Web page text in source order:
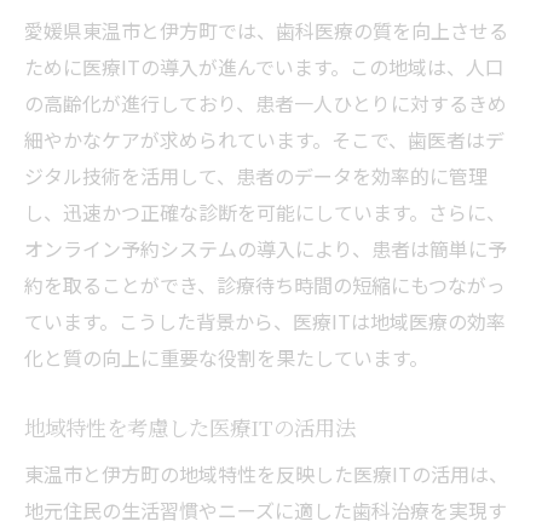
愛媛県東温市と伊方町では、歯科医療の質を向上させる
ために医療ITの導入が進んでいます。この地域は、人口
の高齢化が進行しており、患者一人ひとりに対するきめ
細やかなケアが求められています。そこで、歯医者はデ
ジタル技術を活用して、患者のデータを効率的に管理
し、迅速かつ正確な診断を可能にしています。さらに、
オンライン予約システムの導入により、患者は簡単に予
約を取ることができ、診療待ち時間の短縮にもつながっ
ています。こうした背景から、医療ITは地域医療の効率
化と質の向上に重要な役割を果たしています。
地域特性を考慮した医療ITの活用法
東温市と伊方町の地域特性を反映した医療ITの活用は、
地元住民の生活習慣やニーズに適した歯科治療を実現す